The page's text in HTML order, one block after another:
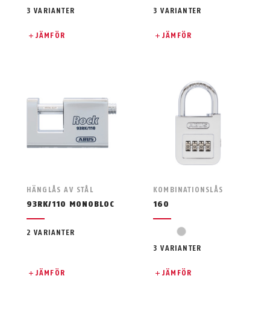
3 VARIANTER
JÄMFÖR
3 VARIANTER
JÄMFÖR
HÄNGLÅS AV STÅL
93RK/110 MONOBLOC
2 VARIANTER
JÄMFÖR
KOMBINATIONSLÅS
160
silver
3 VARIANTER
JÄMFÖR